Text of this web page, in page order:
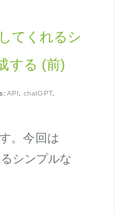
てくれるシ
する (前)
API , chatGPT,
。今回は
シンプルな